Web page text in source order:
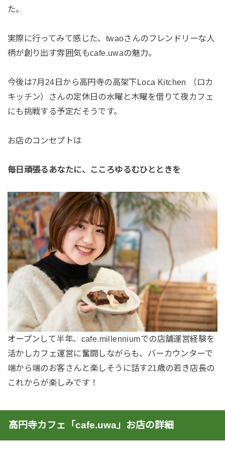
た。
実際に行ってみて感じた、twaoさんのフレンドリーな人
柄が創り出す雰囲気もcafe.uwaの魅力。
今後は7月24日から高円寺の高架下Loca Kitchen （ロカ
キッチン）さんの定休日の水曜と木曜を借りて夜カフェ
にも挑戦する予定だそうです。
お店のコンセプトは
毎日頑張るあなたに、こころゆるむひとときを
オープンして半年、cafe.millenniumでの店舗運営経験を
活かしカフェ運営に奮闘しながらも、バーカウンターで
端から端のお客さんと楽しそうに話す21歳の若き店長の
これからが楽しみです！
高円寺カフェ「cafe.uwa」お店の詳細